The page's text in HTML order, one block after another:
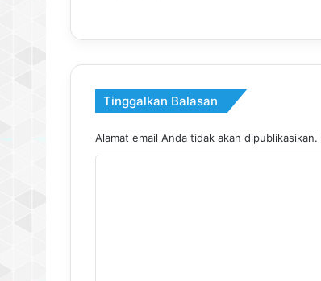
Tinggalkan Balasan
Alamat email Anda tidak akan dipublikasikan.